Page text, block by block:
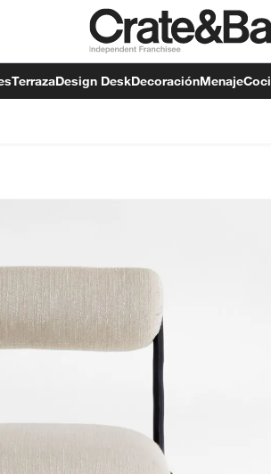
TerrazaDesign DeskDecoraciónMenaje